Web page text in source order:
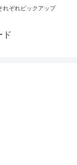
れぞれピックアップ
ド